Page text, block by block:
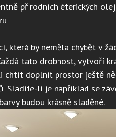
přírodních éterických
která by neměla chybět v
tato drobnost, vytvoří
chtít doplnit prostor ještě
Sladíte-li je například se
budou krásně sladěné.